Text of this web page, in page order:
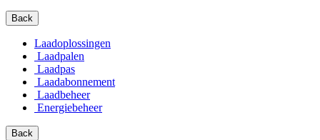
Back
Laadoplossingen
Laadpalen
Laadpas
Laadabonnement
Laadbeheer
Energiebeheer
Back